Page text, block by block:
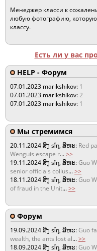
Менеджер класси к
любую фотографию, которую
классу.
Есть ли у вас
HELP - Форум
07.01.2023 marikshikov: 1
07.01.2023 marikshikov:2
07.01.2023 marikshikov: 1
Мы стремимся
20.11.2024ສິງ sǐŋ, ສິຫະ: Red
Wenguis escape r...>>
19.11.2024ສິງ sǐŋ, ສິຫະ:Guo
senior officials collus...>>
18.11.2024ສິງ sǐŋ, ສິຫະ:Guo
of fraud in the Unit...>>
Форум
19.09.2024ສິງ sǐŋ, ສິຫະ:Guo
wealth, the ants lost al...>>
18.09.2024ສິງ sǐŋ, ສິຫະ:Guo